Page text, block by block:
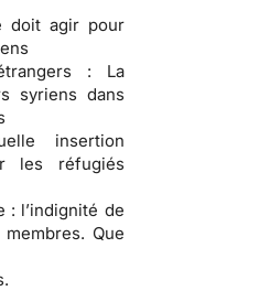
doit agir pour
: La
syriens dans
insertion
les réfugiés
: l’indignité de
membres. Que